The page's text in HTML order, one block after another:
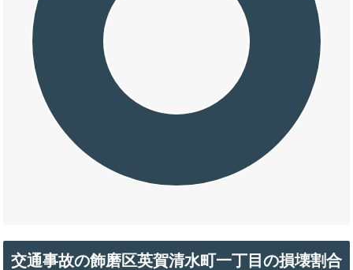
交通事故の飾磨区英賀清水町一丁目の損壊割合